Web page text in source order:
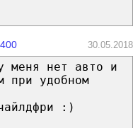
30.05.2018
меня нет авто и
при удобном
:)